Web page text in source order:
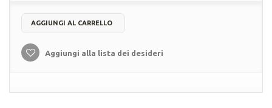
AGGIUNGI AL CARRELLO
Aggiungi alla lista dei desideri